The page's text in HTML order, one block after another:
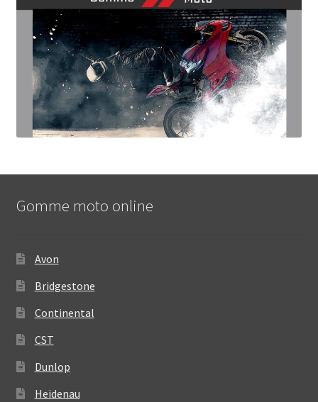
Gomme moto online
Avon
Bridgestone
Continental
CST
Dunlop
Heidenau